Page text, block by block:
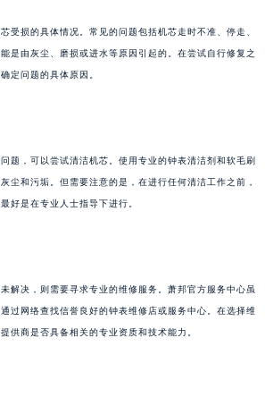
受损的具体情况。常见的问题包括机芯走时不准、停走、
是由灰尘、磨损或进水等原因引起的。在尝试自行修复之
定问题的具体原因。
题，可以尝试清洁机芯。使用专业的钟表清洁剂和软毛刷
尘和污垢。但需要注意的是，在进行任何清洁工作之前，
好是在专业人士指导下进行。
解决，则需要寻求专业的维修服务。萧邦官方服务中心虽
过网络查找信誉良好的钟表维修店或服务中心。在选择维
供商是否具备相关的专业资质和技术能力。